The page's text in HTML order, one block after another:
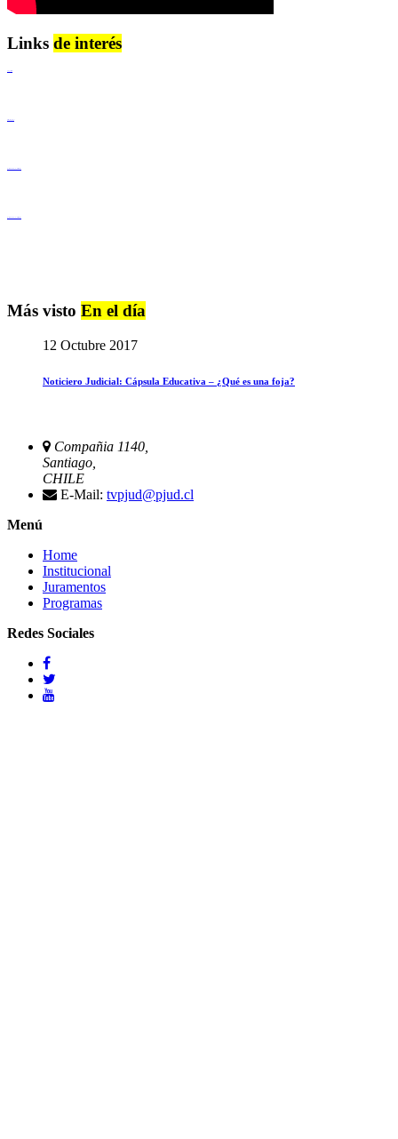
Links de interés
Más visto En el día
12 Octubre 2017
Noticiero Judicial: Cápsula Educativa – ¿Qué es una foja?
Compañia 1140,
Santiago,
CHILE
E-Mail: tvpjud@pjud.cl
Menú
Home
Institucional
Juramentos
Programas
Redes Sociales